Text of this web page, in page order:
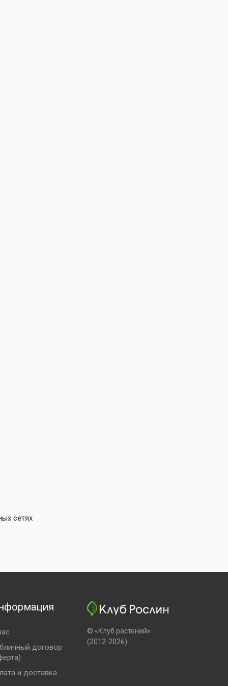
сетях
договор
и доставка
© «Клуб растений»
(2012-2026)